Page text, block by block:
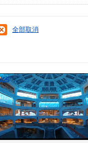
全部取消